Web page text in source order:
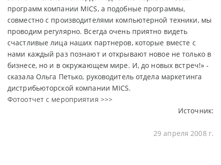
программ компании MICS, а подобные программы,
совместно с производителями компьютерной техники, мы
проводим регулярно. Всегда очень приятно видеть
счастливые лица наших партнеров, которые вместе с
нами каждый раз познают и открывают новое не только в
бизнесе, но и в окружающем мире. И, до новых встреч!» -
сказала Ольга Петько, руководитель отдела маркетинга
дистрибьюторской компании MICS.
Фотоотчет с мероприятия >>>
Источник:
29 апреля 2008 г.